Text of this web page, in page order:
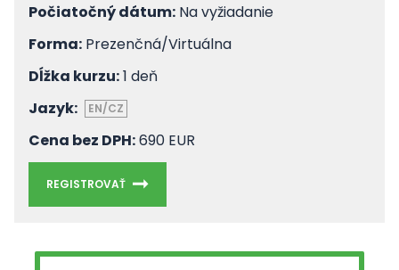
Počiatočný dátum: Na vyžiadanie
Forma: Prezenčná/Virtuálna
Dĺžka kurzu:1 deň
Jazyk:
EN/CZ
Cena bez DPH:690 EUR
REGISTROVAŤ